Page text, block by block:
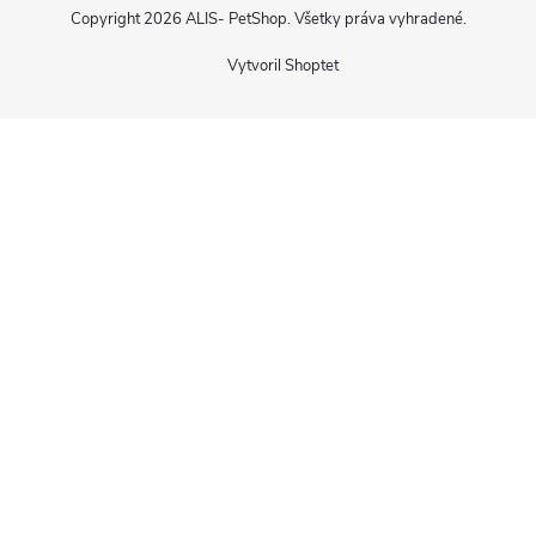
Vytvoril Shoptet
Copyright 2026 ALIS- PetShop. Všetky práva vyhradené.